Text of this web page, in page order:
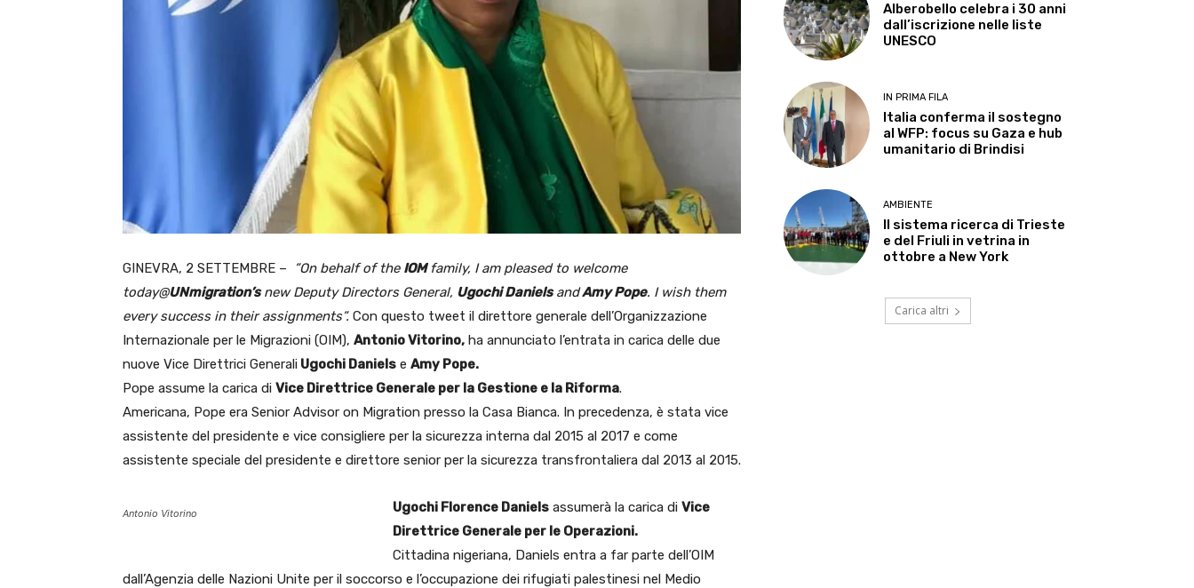
GINEVRA, 2 SETTEMBRE – ”On behalf of the IOMfamily, I am pleased to welcome
today@UNmigration’snew Deputy Directors General, Ugochi DanielsandAmy Pope. I wish them
every success in their assignments”. Con questo tweet il direttore generale dell’Organizzazione
Internazionale per le Migrazioni (OIM), Antonio Vitorino, ha annunciato l’entrata in carica delle due
nuove Vice Direttrici Generali Ugochi Daniels e Amy Pope.
Pope assume la carica di Vice Direttrice Generale per la Gestione e la Riforma.
Americana, Pope era Senior Advisor on Migration presso la Casa Bianca. In precedenza, è stata vice
assistente del presidente e vice consigliere per la sicurezza interna dal 2015 al 2017 e come
assistente speciale del presidente e direttore senior per la sicurezza transfrontaliera dal 2013 al 2015.
Antonio Vitorino Ugochi Florence Daniels assumerà la carica di Vice
Direttrice Generale per le Operazioni.
Cittadina nigeriana, Daniels entra a far parte dell’OIM
dall’Agenzia delle Nazioni Unite per il soccorso e l’occupazione dei rifugiati palestinesi nel Medio
Alberobello celebra i 30 anni
dall’iscrizione nelle liste
UNESCO
IN PRIMA FILA
Italia conferma il sostegno
al WFP: focus su Gaza e hub
umanitario di Brindisi
AMBIENTE
Il sistema ricerca di Trieste
e del Friuli in vetrina in
ottobre a New York
Carica altri